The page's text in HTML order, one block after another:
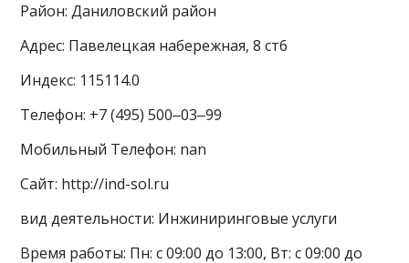
Район: Даниловский район
Адрес: Павелецкая набережная, 8 ст6
Индекс: 115114.0
Телефон: +7 (495) 500‒03‒99
Мобильный Телефон: nan
Сайт: http://ind-sol.ru
вид деятельности: Инжиниринговые услуги
Время работы: Пн: с 09:00 до 13:00, Вт: с 09:00 до